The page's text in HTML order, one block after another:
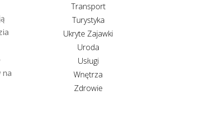
na
Transport
Turystyka
Ukryte Zajawki
Uroda
Usługi
Wnętrza
Zdrowie